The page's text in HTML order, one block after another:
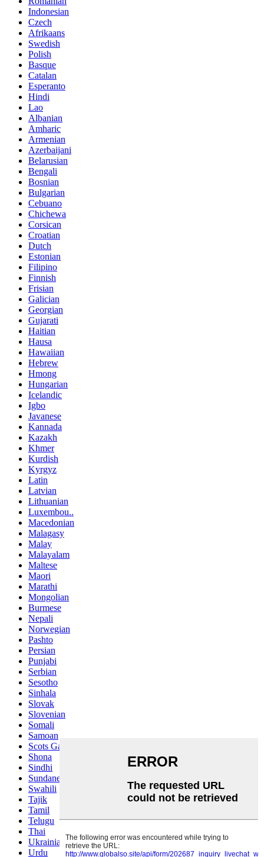
Indonesian
Czech
Afrikaans
Swedish
Polish
Basque
Catalan
Esperanto
Hindi
Lao
Albanian
Amharic
Armenian
Azerbaijani
Belarusian
Bengali
Bosnian
Bulgarian
Cebuano
Chichewa
Corsican
Croatian
Dutch
Estonian
Filipino
Finnish
Frisian
Galician
Georgian
Gujarati
Haitian
Hausa
Hawaiian
Hebrew
Hmong
Hungarian
Icelandic
Igbo
Javanese
Kannada
Kazakh
Khmer
Kurdish
Kyrgyz
Latin
Latvian
Lithuanian
Luxembou..
Macedonian
Malagasy
Malay
Malayalam
Maltese
Maori
Marathi
Mongolian
Burmese
Nepali
Norwegian
Pashto
Persian
Punjabi
Serbian
Sesotho
Sinhala
Slovak
Slovenian
Somali
Samoan
Scots Gaelic
Shona
Sindhi
Sundanese
Swahili
Tajik
Tamil
Telugu
Thai
Ukrainian
Urdu